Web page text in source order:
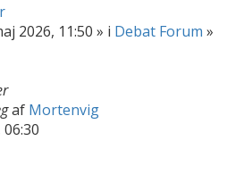
2026, 11:50 » i Debat Forum »
af Mortenvig